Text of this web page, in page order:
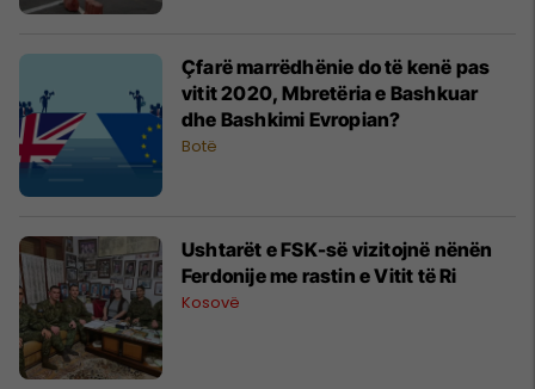
Çfarë marrëdhënie do të kenë pas
vitit 2020, Mbretëria e Bashkuar
dhe Bashkimi Evropian?
Botë
Ushtarët e FSK-së vizitojnë nënën
Ferdonije me rastin e Vitit të Ri
Kosovë